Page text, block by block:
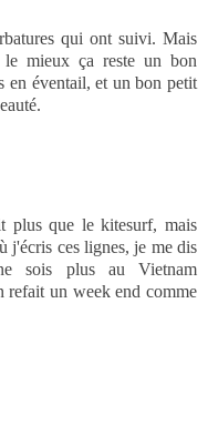
qui ont suivi. Mais
le mieux ça reste un bon
en éventail, et un bon petit
plus que le kitesurf, mais
j'écris ces lignes, je me dis
sois plus au Vietnam
refait un week end comme